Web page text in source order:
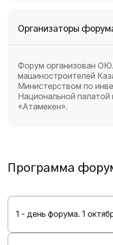
Организаторы
Форум организован
машиностроителей
Министерством по
Национальной
«Атамекен».
Программа
1 - день форума. 1